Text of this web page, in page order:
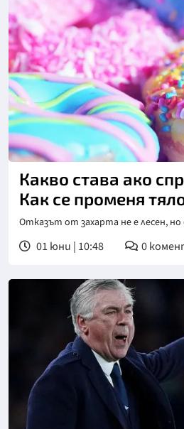
Снимка: Pexels
Какво става ако
Как се променя
Отказът от захарта не е лесен,
01 юни | 10:48 0